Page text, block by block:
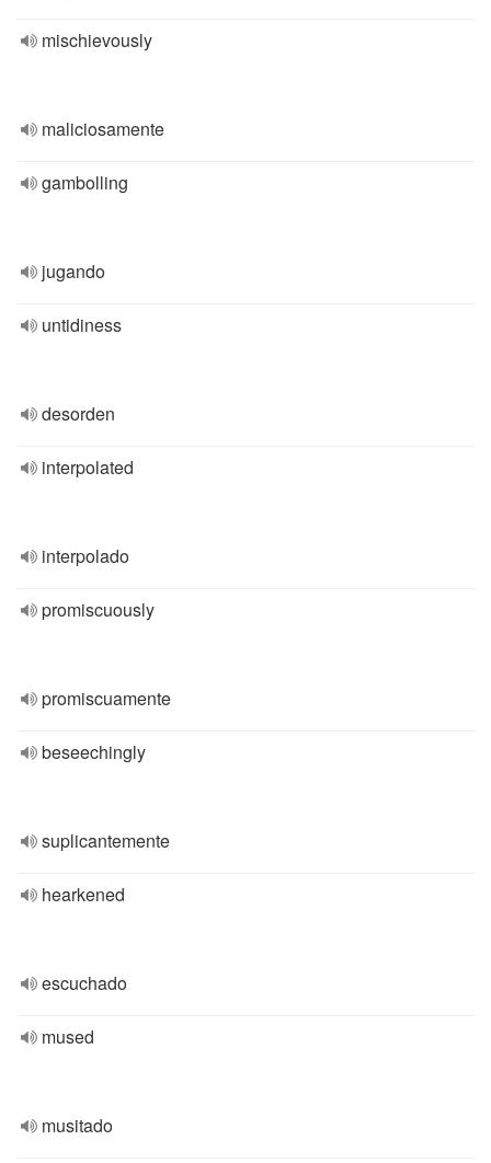
mischievously
maliciosamente
gambolling
jugando
untidiness
desorden
interpolated
interpolado
promiscuously
promiscuamente
beseechingly
suplicantemente
hearkened
escuchado
mused
musitado